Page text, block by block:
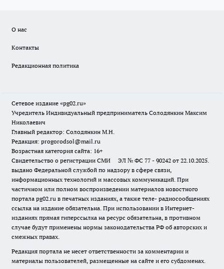
О нас
Контакты
Редакционная политика
Сетевое издание «pg02.ru»
Учредитель Индивидуальный предприниматель Солодянкин Максим
Николаевич
Главный редактор: Солодянкин М.Н.
Редакция: progorodsol@mail.ru
Возрастная категория сайта: 16+
Свидетельство о регистрации СМИ ЭЛ № ФС 77 - 90242 от 22.10.2025.
выдано Федеральной службой по надзору в сфере связи,
информационных технологий и массовых коммуникаций. При
частичном или полном воспроизведении материалов новостного
портала pg02.ru в печатных изданиях, а также теле- радиосообщениях
ссылка на издание обязательна. При использовании в Интернет-
изданиях прямая гиперссылка на ресурс обязательна, в противном
случае будут применены нормы законодательства РФ об авторских и
смежных правах.
Редакция портала не несет ответственности за комментарии и
материалы пользователей, размещенные на сайте и его субдоменах.